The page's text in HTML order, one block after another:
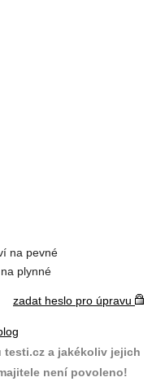
na pevné
plynné
zadat heslo pro úpravu
testi.cz a jakékoliv jejich
není povoleno!